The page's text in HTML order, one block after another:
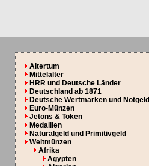
Altertum
Mittelalter
HRR und Deutsche Länder
Deutschland ab 1871
Deutsche Wertmarken und Notgeld
Euro-Münzen
Jetons & Token
Medaillen
Naturalgeld und Primitivgeld
Weltmünzen
Afrika
Ägypten